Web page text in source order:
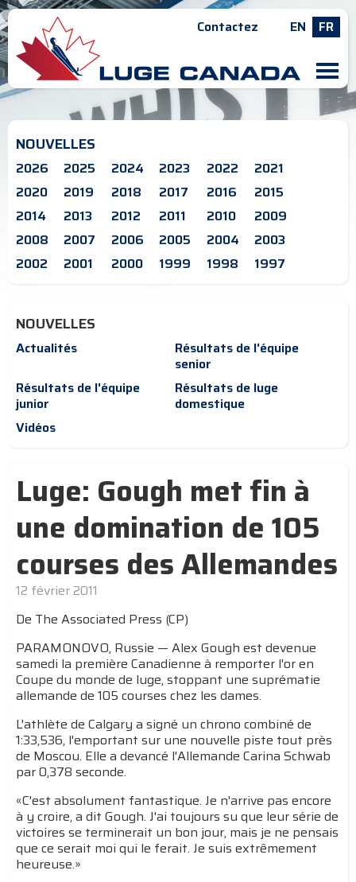
Contactez EN FR
M
NOUVELLES
2026 2025 2024 2023 2022
2021
2020
2019 2018 2017 2016
2015
2014
2013 2012 2011 2010
2009
2008
2007 2006 2005 2004
2003
2002
2001 2000 1999 1998 1997
NOUVELLES
Actualités
Résultats de l'équipe
senior
Résultats de l'équipe
junior
Résultats de luge
domestique
Vidéos
Luge: Gough met fin à
une domination de 105
courses des Allemandes
12 février 2011
De The Associated Press (CP)
PARAMONOVO, Russie — Alex Gough est devenue
samedi la première Canadienne à remporter l'or en
Coupe du monde de luge, stoppant une suprématie
allemande de 105 courses chez les dames.
L'athlète de Calgary a signé un chrono combiné de
1:33,536, l'emportant sur une nouvelle piste tout près
de Moscou. Elle a devancé l'Allemande Carina Schwab
par 0,378 seconde.
«C'est absolument fantastique. Je n'arrive pas encore
à y croire, a dit Gough. J'ai toujours su que leur série de
victoires se terminerait un bon jour, mais je ne pensais
que ce serait moi qui le ferait. Je suis extrêmement
heureuse.»